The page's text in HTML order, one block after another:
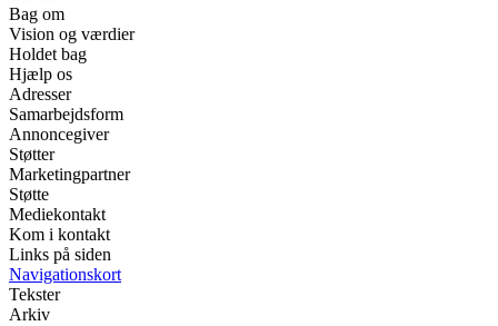
Bag om
Vision og værdier
Holdet bag
Hjælp os
Adresser
Samarbejdsform
Annoncegiver
Støtter
Marketingpartner
Støtte
Mediekontakt
Kom i kontakt
Links på siden
Navigationskort
Tekster
Arkiv